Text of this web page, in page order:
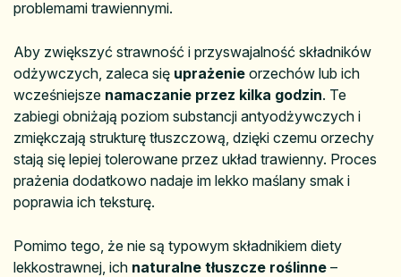
problemami trawiennymi.
Aby zwiększyć strawność i przyswajalność składników
odżywczych, zaleca się uprażenie orzechów lub ich
wcześniejsze namaczanie przez kilka godzin. Te
zabiegi obniżają poziom substancji antyodżywczych i
zmiękczają strukturę tłuszczową, dzięki czemu orzechy
stają się lepiej tolerowane przez układ trawienny. Proces
prażenia dodatkowo nadaje im lekko maślany smak i
poprawia ich teksturę.
Pomimo tego, że nie są typowym składnikiem diety
lekkostrawnej, ich naturalne tłuszcze roślinne –